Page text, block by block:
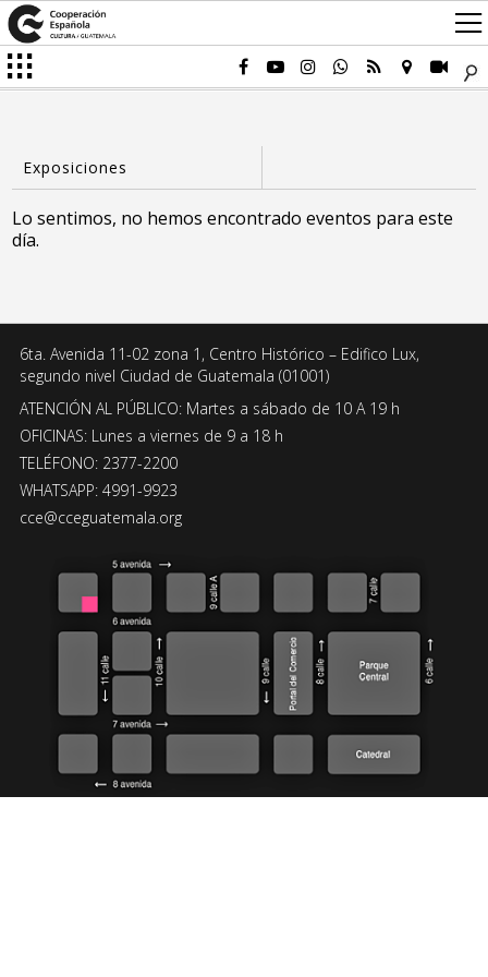
Lo sentimos, no hemos encontrado eventos para este
día.
6ta. Avenida 11-02 zona 1, Centro Histórico – Edifico Lux,
segundo nivel Ciudad de Guatemala (01001)
ATENCIÓN AL PÚBLICO: Martes a sábado de 10 A 19 h
OFICINAS: Lunes a viernes de 9 a 18 h
TELÉFONO: 2377-2200
WHATSAPP: 4991-9923
cce@cceguatemala.org